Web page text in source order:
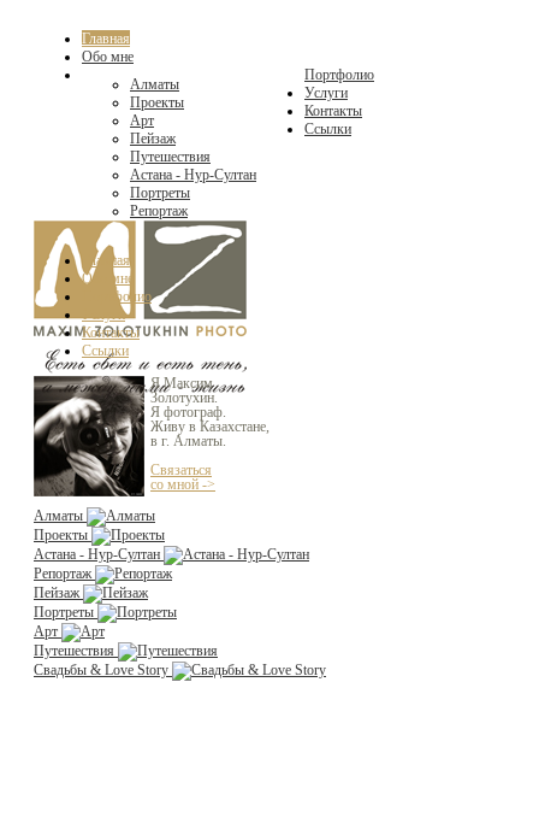
Главная
Обо мне
Портфолио
Алматы
Проекты
Арт
Пейзаж
Путешествия
Астана - Нур-Султан
Портреты
Репортаж
Услуги
Контакты
Ссылки
Главная
Обо мне
Портфолио
Услуги
Контакты
Ссылки
Я Максим
Золотухин.
Я фотограф.
Живу в Казахстане,
в г. Алматы.
Связаться
со мной ->
Алматы
Проекты
Астана - Нур-Султан
Репортаж
Пейзаж
Портреты
Арт
Путешествия
Свадьбы & Love Story